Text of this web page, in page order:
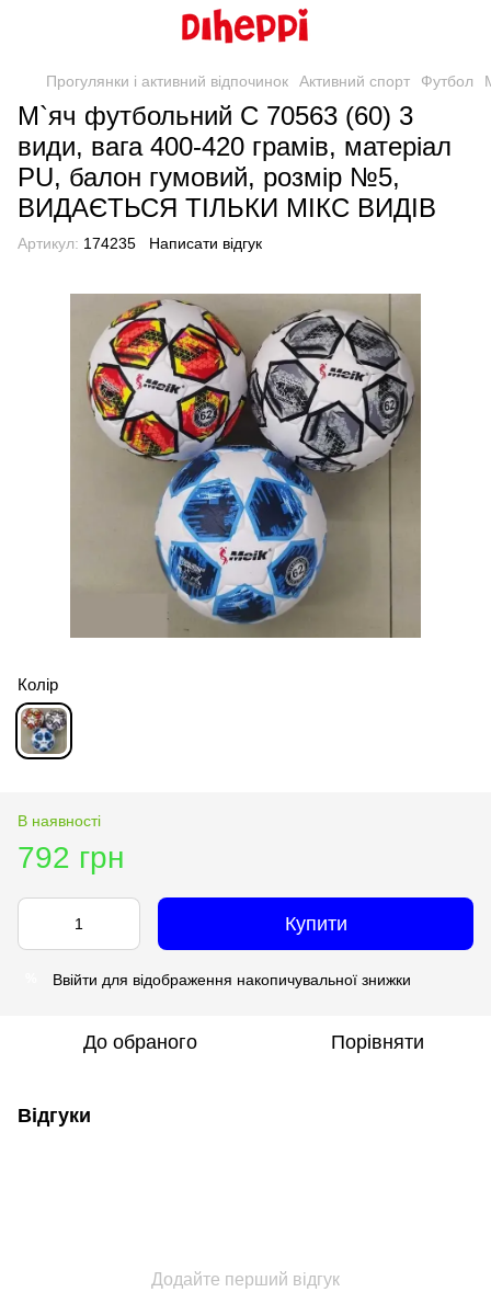
Прогулянки і активний відпочинок Активний спорт Футбол
М`яч футбольний C 70563 (60) 3
види, вага 400-420 грамів, матеріал
PU, балон гумовий, розмір №5,
ВИДАЄТЬСЯ ТІЛЬКИ МІКС ВИДІВ
Артикул: 174235 Написати відгук
Колір
В наявності
792 грн
Купити
Ввійти для відображення накопичувальної знижки
До обраного Порівняти
Відгуки
Додайте перший відгук